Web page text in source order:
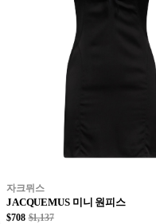
자크뮈스
JACQUEMUS 미니 원피스
$708 $1,137